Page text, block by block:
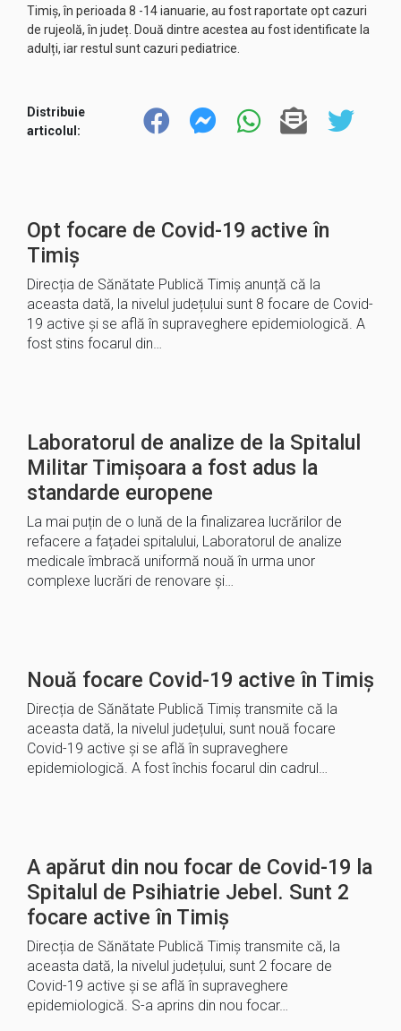
Timiș, în perioada 8 -14 ianuarie, au fost raportate opt cazuri
de rujeolă, în județ. Două dintre acestea au fost identificate la
adulți, iar restul sunt cazuri pediatrice.
Distribuie
articolul:
Opt focare de Covid-19 active în
Timiș
Direcția de Sănătate Publică Timiș anunță că la
aceasta dată, la nivelul județului sunt 8 focare de Covid-
19 active și se află în supraveghere epidemiologică. A
fost stins focarul din…
Laboratorul de analize de la Spitalul
Militar Timișoara a fost adus la
standarde europene
La mai puțin de o lună de la finalizarea lucrărilor de
refacere a fațadei spitalului, Laboratorul de analize
medicale îmbracă uniformă nouă în urma unor
complexe lucrări de renovare și…
Nouă focare Covid-19 active în Timiș
Direcția de Sănătate Publică Timiș transmite că la
aceasta dată, la nivelul județului, sunt nouă focare
Covid-19 active și se află în supraveghere
epidemiologică. A fost închis focarul din cadrul…
A apărut din nou focar de Covid-19 la
Spitalul de Psihiatrie Jebel. Sunt 2
focare active în Timiș
Direcția de Sănătate Publică Timiș transmite că, la
aceasta dată, la nivelul județului, sunt 2 focare de
Covid-19 active și se află în supraveghere
epidemiologică. S-a aprins din nou focar…